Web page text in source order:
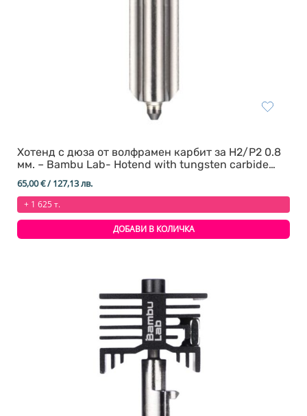
Хотенд с дюза от волфрамен карбит за H2/P2 0.8
мм. – Bambu Lab- Hotend with tungsten carbide
nozzle
65,00€/ 127,13 лв.
+ 1 625 т.
ДОБАВИ В КОЛИЧКА